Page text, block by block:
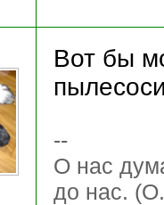
Вот бы
--
О нас
до нас.